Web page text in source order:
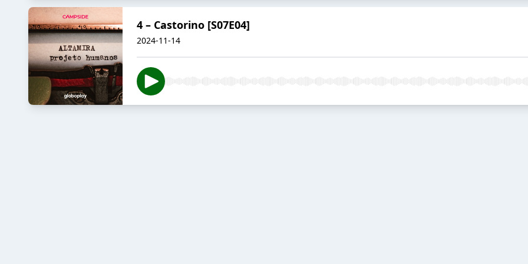
4 – Castorino [S07E04]
2024-11-14